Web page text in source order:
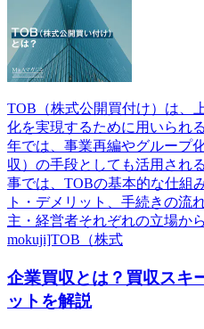
TOB（株式公開買付け）は、
化を実現するために用いられ
年では、事業再編やグループ
収）の手段としても活用され
事では、TOBの基本的な仕組
ト・デメリット、手続きの流
主・経営者それぞれの立場か
mokuji]TOB（株式
企業買収とは？買収スキ
ットを解説